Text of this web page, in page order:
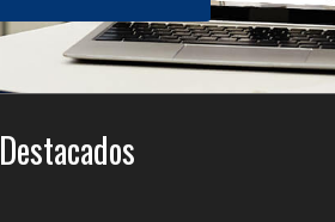
Destacados